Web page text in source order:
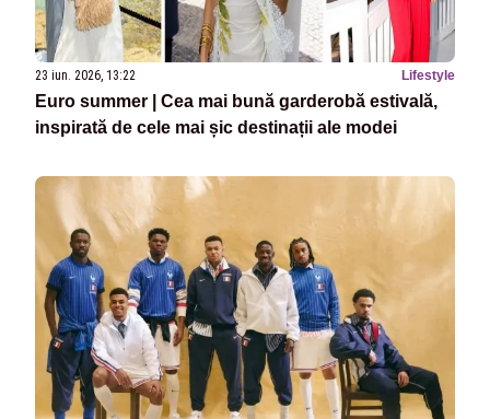
23 iun. 2026, 13:22 Lifestyle
Euro summer | Cea mai bună garderobă estivală,
inspirată de cele mai șic destinații ale modei